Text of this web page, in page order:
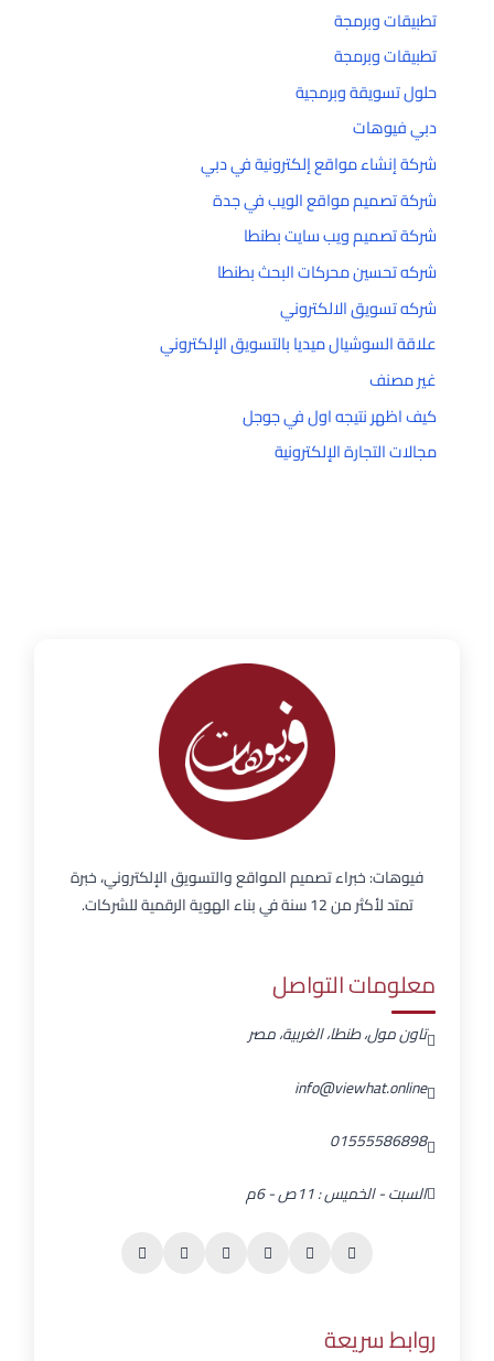
تطبيقات وبرمجة
تطبيقات وبرمجة
حلول تسويقة وبرمجية
دبي فيوهات
شركة إنشاء مواقع إلكترونية في دبي
شركة تصميم مواقع الويب في جدة
شركة تصميم ويب سايت بطنطا
شركه تحسين محركات البحث بطنطا
شركه تسويق الالكتروني
علاقة السوشيال ميديا بالتسويق الإلكتروني
غير مصنف
كيف اظهر نتيجه اول في جوجل
مجالات التجارة الإلكترونية
فيوهات: خبراء تصميم المواقع والتسويق الإلكتروني، خبرة
تمتد لأكثر من 12 سنة في بناء الهوية الرقمية للشركات.
معلومات التواصل
تاون مول، طنطا، الغربية، مصر
info@viewhat.online
01555586898
السبت - الخميس : 11ص - 6م
روابط سريعة